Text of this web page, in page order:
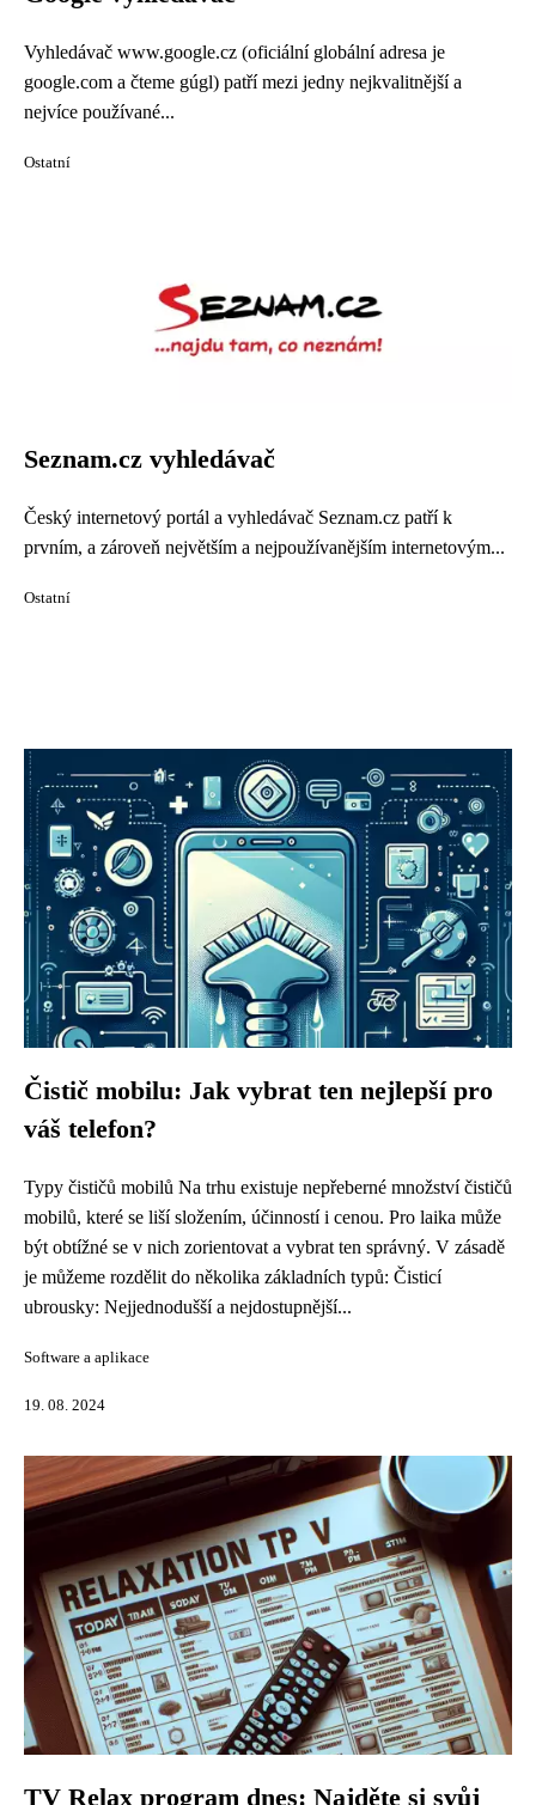
Vyhledávač www.google.cz (oficiální globální adresa je
google.com a čteme gúgl) patří mezi jedny nejkvalitnější a
nejvíce používané...
Ostatní
Seznam.cz vyhledávač
Český internetový portál a vyhledávač Seznam.cz patří k
prvním, a zároveň největším a nejpoužívanějším internetovým...
Ostatní
Čistič mobilu: Jak vybrat ten nejlepší pro
váš telefon?
Typy čističů mobilů Na trhu existuje nepřeberné množství čističů
mobilů, které se liší složením, účinností i cenou. Pro laika může
být obtížné se v nich zorientovat a vybrat ten správný. V zásadě
je můžeme rozdělit do několika základních typů: Čisticí
ubrousky: Nejjednodušší a nejdostupnější...
Software a aplikace
19. 08. 2024
TV Relax program dnes: Najděte si svůj